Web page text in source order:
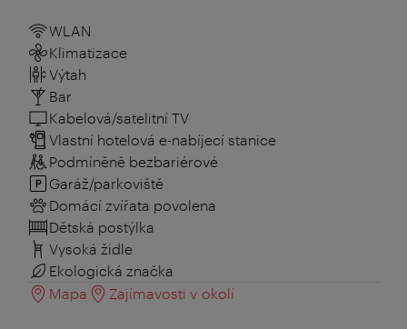
WLAN
Klimatizace
Výtah
Bar
Kabelová/satelitní TV
Vlastní hotelová e-nabíjecí stanice
Podmíněně bezbariérové
Garáž/parkoviště
Domácí zvířata povolena
Dětská postýlka
Vysoká židle
Ekologická značka
Mapa
Zajímavosti v okolí